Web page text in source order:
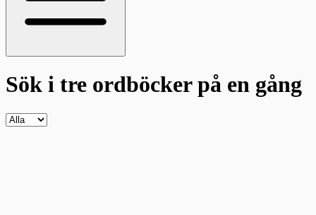
Sök i tre ordböckerpå en gång